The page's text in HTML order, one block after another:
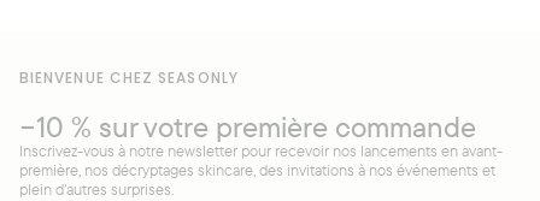
BIENVENUE CHEZ SEASONLY
−10 % sur votre première commande
Inscrivez-vous à notre newsletter pour recevoir nos lancements en avant-
première, nos décryptages skincare, des invitations à nos événements et
plein d’autres surprises.